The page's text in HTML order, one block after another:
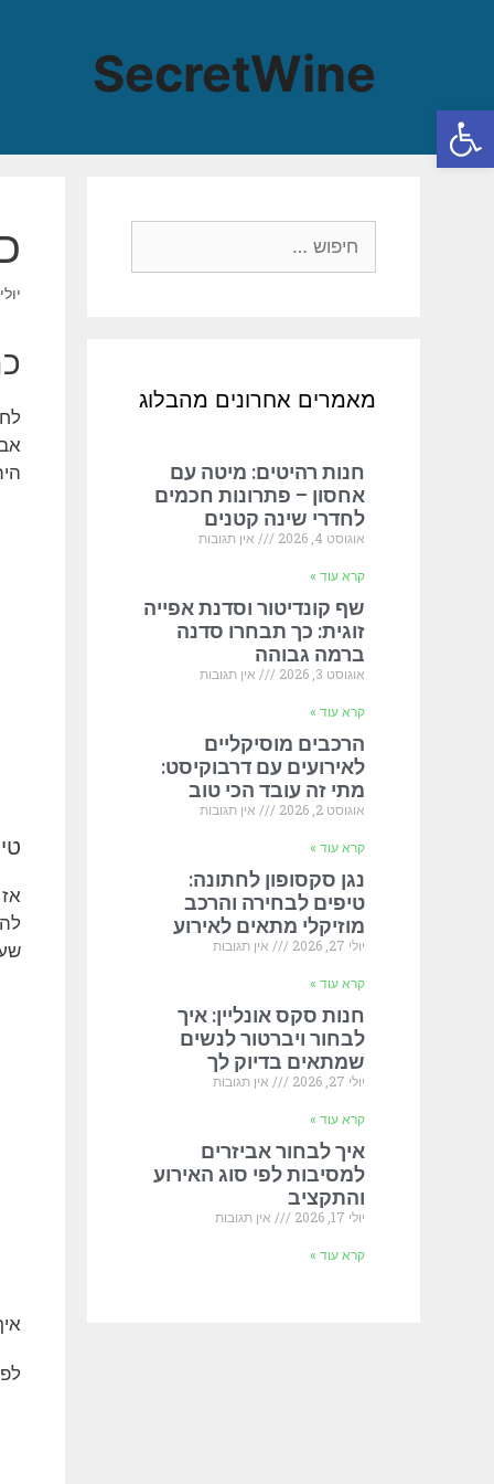
פתח סרגל נגישות
SecretWine
יולי 23,
מאמרים אחרונים מהבלוג
חנות רהיטים: מיטה עם
אחסון – פתרונות חכמים
לחדרי שינה קטנים
אוגוסט 4, 2026 אין תגובות
קרא עוד »
שף קונדיטור וסדנת אפייה
זוגית: כך תבחרו סדנה
ברמה גבוהה
אוגוסט 3, 2026 אין תגובות
קרא עוד »
הרכבים מוסיקליים
לאירועים עם דרבוקיסט:
מתי זה עובד הכי טוב
אוגוסט 2, 2026 אין תגובות
קרא עוד »
נגן סקסופון לחתונה:
טיפים לבחירה והרכב
מוזיקלי מתאים לאירוע
יולי 27, 2026 אין תגובות
קרא עוד »
חנות סקס אונליין: איך
לבחור ויברטור לנשים
שמתאים בדיוק לך
יולי 27, 2026 אין תגובות
קרא עוד »
איך לבחור אביזרים
למסיבות לפי סוג האירוע
והתקציב
יולי 17, 2026 אין תגובות
קרא עוד »